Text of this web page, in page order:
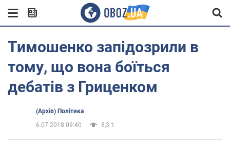
Тимошенко запідозрили в
тому, що вона боїться
дебатів з Гриценком
(Архів) Політика
6.07.2018 09:40
8,3 т.